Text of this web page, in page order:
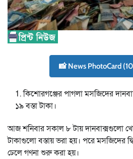
📸 News PhotoCard
কিশোরগঞ্জের পাগলা মসজিদের
১৯ বস্তা টাকা।
আজ শনিবার সকাল ৮ টায় দানবাক্সগুলো
টাকাগুলো বস্তায় ভরা হয়। পরে মসজিদের
ঢেলে গণনা শুরু করা হয়।